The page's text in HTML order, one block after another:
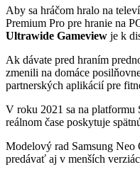
Aby sa hráčom hralo na
Premium Pro pre hranie na
Ultrawide Gameview je k
Ak dávate pred hraním
zmenili na domáce
partnerských aplikácií pre
V roku 2021 sa na platformu
reálnom čase poskytuje
Modelový rad Samsung
predávať aj v menších